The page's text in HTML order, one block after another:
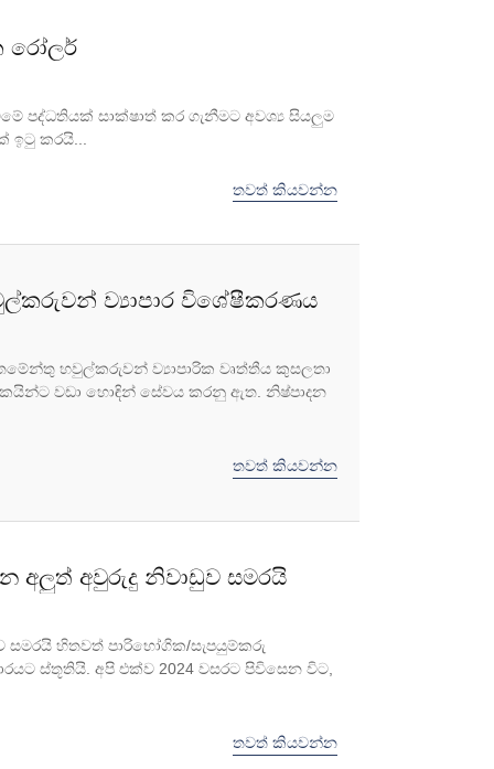
රෝලර්
පද්ධතියක් සාක්ෂාත් කර ගැනීමට අවශ්‍ය සියලුම
ඉටු කරයි...
තවත් කියවන්න
ව්‍යාපාර විශේෂීකරණය
හවුල්කරුවන් ව්‍යාපාරික වෘත්තීය කුසලතා
වඩා හොඳින් සේවය කරනු ඇත. නිෂ්පාදන
තවත් කියවන්න
චීන අලුත් අවුරුදු නිවාඩුව සමරයි
සමරයි හිතවත් පාරිභෝගික/සැපයුම්කරු
ස්තූතියි. අපි එක්ව 2024 වසරට පිවිසෙන විට,
තවත් කියවන්න